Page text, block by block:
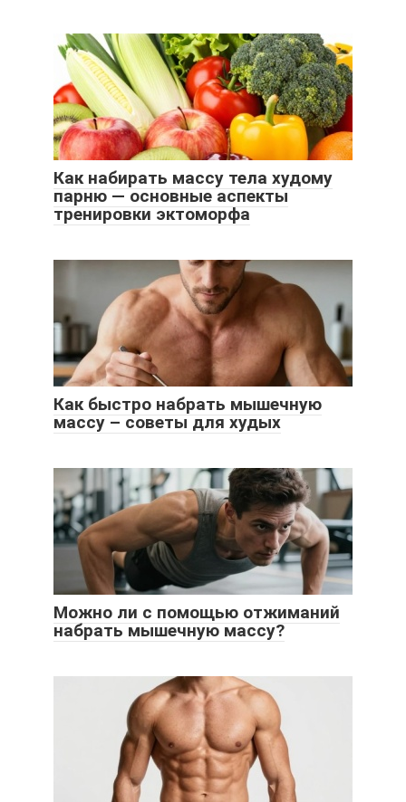
Как набирать массу тела худому
парню — основные аспекты
тренировки эктоморфа
Как быстро набрать мышечную
массу – советы для худых
Можно ли с помощью отжиманий
набрать мышечную массу?